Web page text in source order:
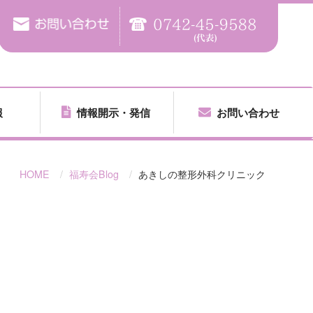
情報開示・発信 お問い合わせ
HOME 福寿会Blog あきしの整形外科クリニック